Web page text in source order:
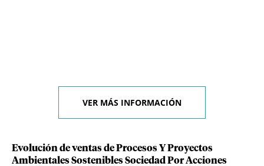
VER MÁS INFORMACIÓN
Evolución de ventas de Procesos Y Proyectos
Ambientales Sostenibles Sociedad Por Acciones